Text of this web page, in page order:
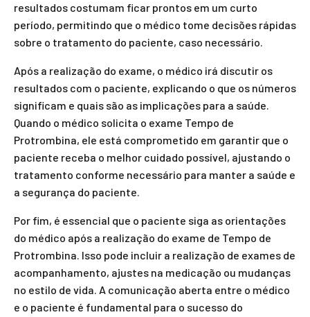
resultados costumam ficar prontos em um curto
período, permitindo que o médico tome decisões rápidas
sobre o tratamento do paciente, caso necessário.
Após a realização do exame, o médico irá discutir os
resultados com o paciente, explicando o que os números
significam e quais são as implicações para a saúde.
Quando o médico solicita o exame Tempo de
Protrombina, ele está comprometido em garantir que o
paciente receba o melhor cuidado possível, ajustando o
tratamento conforme necessário para manter a saúde e
a segurança do paciente.
Por fim, é essencial que o paciente siga as orientações
do médico após a realização do exame de Tempo de
Protrombina. Isso pode incluir a realização de exames de
acompanhamento, ajustes na medicação ou mudanças
no estilo de vida. A comunicação aberta entre o médico
e o paciente é fundamental para o sucesso do